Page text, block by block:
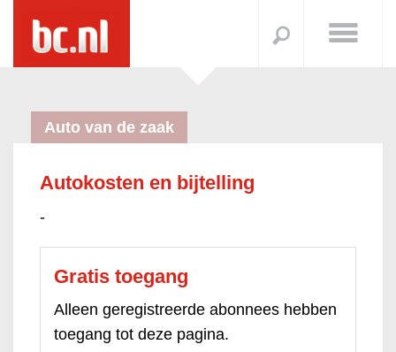
Auto van de zaak
Autokosten en bijtelling
-
Gratis toegang
Alleen geregistreerde abonnees hebben
toegang tot deze pagina.